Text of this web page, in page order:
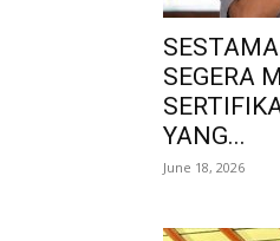
SEGERA
YANG...
June 18, 2026